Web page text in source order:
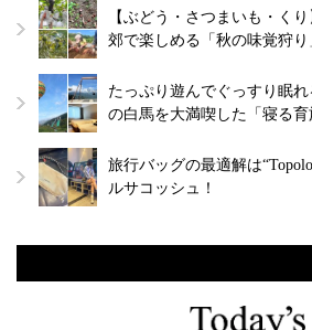
【ぶどう・さつまいも・く
郊で楽しめる「秋の味覚狩り
たっぷり遊んでぐっすり眠
の白馬を大満喫した「寝る育
旅行バッグの最適解は
ルサコッシュ！